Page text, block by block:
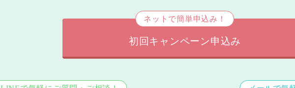
ネットで簡単申込み！
初回キャンペーン申込み